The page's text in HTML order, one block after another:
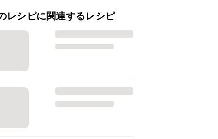
レシピに関連するレシピ